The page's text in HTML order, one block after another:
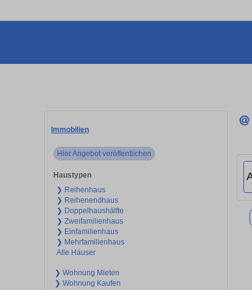
Immobilien
Hier Angebot veröffentlichen
Haustypen
❯ Reihenhaus
❯ Reihenendhaus
❯ Doppelhaushälfte
❯ Zweifamilienhaus
❯ Einfamilienhaus
❯ Mehrfamilienhaus
Alle Häuser
❯ Wohnung Mieten
❯ Wohnung Kaufen